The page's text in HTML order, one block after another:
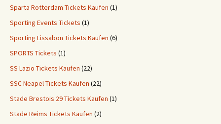
Sparta Rotterdam Tickets Kaufen (1)
Sporting Events Tickets (1)
Sporting Lissabon Tickets Kaufen (6)
SPORTS Tickets (1)
SS Lazio Tickets Kaufen (22)
SSC Neapel Tickets Kaufen (22)
Stade Brestois 29 Tickets Kaufen (1)
Stade Reims Tickets Kaufen (2)